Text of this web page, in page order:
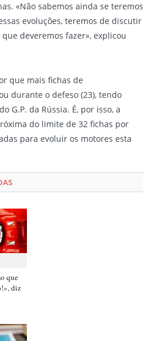
«Não sabemos ainda se teremos
evoluções, teremos de discutir
deveremos fazer», explicou
que mais fichas de
durante o defeso (23), tendo
G.P. da Rússia. É, por isso, a
do limite de 32 fichas por
para evoluir os motores esta
que
diz